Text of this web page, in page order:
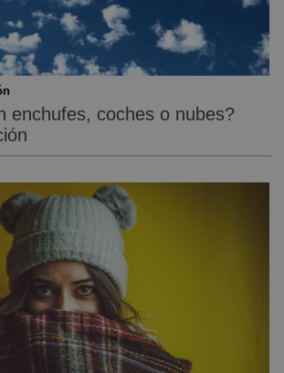
enchufes, coches o nubes?